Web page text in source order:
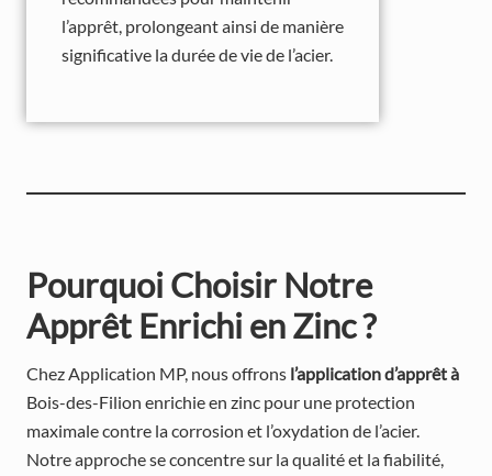
l’apprêt, prolongeant ainsi de manière
significative la durée de vie de l’acier.
Pourquoi Choisir Notre
Apprêt Enrichi en Zinc ?
Chez Application MP, nous offrons l’application d’apprêt à
Bois-des-Filion enrichie en zinc pour une protection
maximale contre la corrosion et l’oxydation de l’acier.
Notre approche se concentre sur la qualité et la fiabilité,